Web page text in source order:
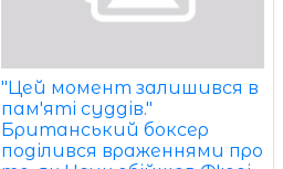
"Цей момент залишився в
пам'яті суддів."
Британський боксер
поділився враженнями про